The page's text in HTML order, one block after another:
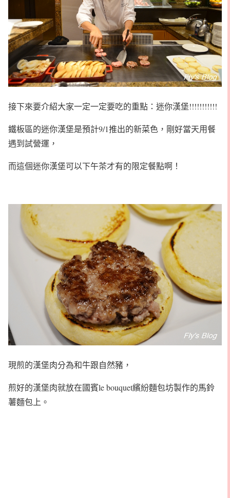
接下來要介紹大家一定一定要吃的重點：迷你漢堡!!!!!!!!!!!
鐵板區的迷你漢堡是預計9/1推出的新菜色，剛好當天用餐
遇到試營運，
而這個迷你漢堡可以下午茶才有的限定餐點啊！
現煎的漢堡肉分為和牛跟自然豬，
煎好的漢堡肉就放在國賓le bouquet繽紛麵包坊製作的馬鈴
薯麵包上。